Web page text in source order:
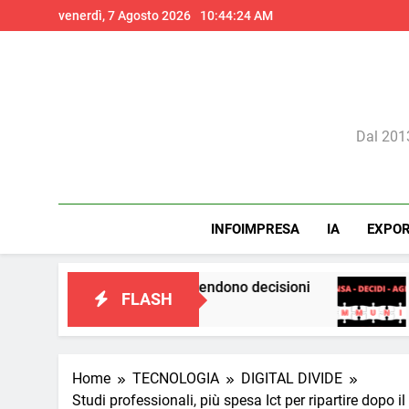
to
venerdì, 7 Agosto 2026 10:44:26 AM
Il
Dal
INFOIMPRESA IA
FLASH
prendono decisioni La teoria dei cerchi
Home TECNOLOGIA
DIGITAL DIVIDE
Studi professionali, più spesa Ict per ripartire dopo